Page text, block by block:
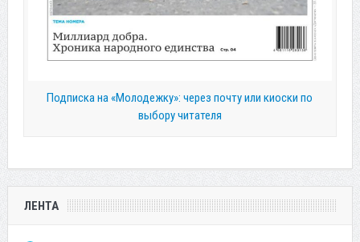
Подписка на «Молодежку»: через почту или киоски по
выбору читателя
ЛЕНТА